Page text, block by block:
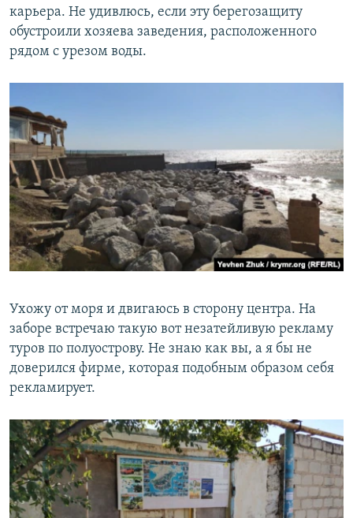
карьера. Не удивлюсь, если эту берегозащиту
обустроили хозяева заведения, расположенного
рядом с урезом воды.
Ухожу от моря и двигаюсь в сторону центра. На
заборе встречаю такую вот незатейливую рекламу
туров по полуострову. Не знаю как вы, а я бы не
доверился фирме, которая подобным образом себя
рекламирует.